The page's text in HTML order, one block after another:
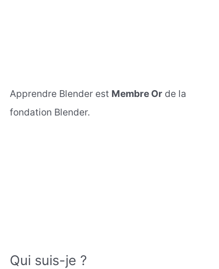
Apprendre Blender est Membre Or de la
fondation Blender.
Qui suis-je ?